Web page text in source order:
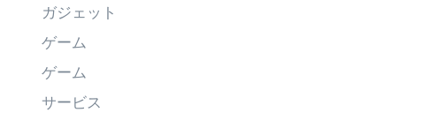
ガジェット
ゲーム
ゲーム
サービス